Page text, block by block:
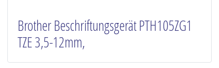
Brother Beschriftungsgerät PTH105ZG1
TZE 3,5-12mm,